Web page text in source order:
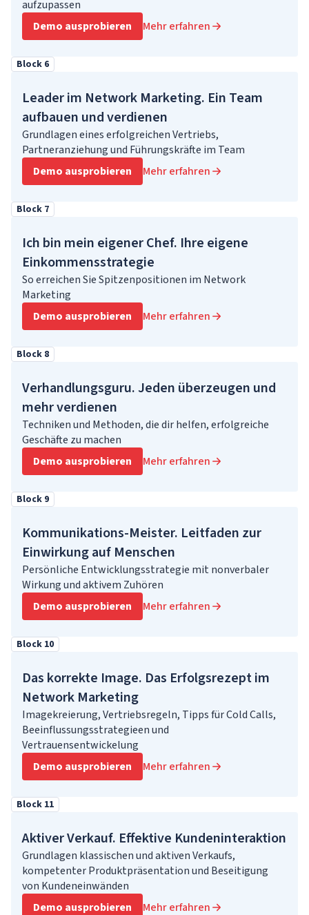
aufzupassen
Demo ausprobieren
Mehr erfahren
Block 6
Leader im Network Marketing. Ein Team
aufbauen und verdienen
Grundlagen eines erfolgreichen Vertriebs,
Partneranziehung und Führungskräfte im Team
Demo ausprobieren
Mehr erfahren
Block 7
Ich bin mein eigener Chef. Ihre eigene
Einkommensstrategie
So erreichen Sie Spitzenpositionen im Network
Marketing
Demo ausprobieren
Mehr erfahren
Block 8
Verhandlungsguru. Jeden überzeugen und
mehr verdienen
Techniken und Methoden, die dir helfen, erfolgreiche
Geschäfte zu machen
Demo ausprobieren
Mehr erfahren
Block 9
Kommunikations-Meister. Leitfaden zur
Einwirkung auf Menschen
Persönliche Entwicklungsstrategie mit nonverbaler
Wirkung und aktivem Zuhören
Demo ausprobieren
Mehr erfahren
Block 10
Das korrekte Image. Das Erfolgsrezept im
Network Marketing
Imagekreierung, Vertriebsregeln, Tipps für Cold Calls,
Beeinflussungsstrategieen und
Vertrauensentwickelung
Demo ausprobieren
Mehr erfahren
Block 11
Aktiver Verkauf. Effektive Kundeninteraktion
Grundlagen klassischen und aktiven Verkaufs,
kompetenter Produktpräsentation und Beseitigung
von Kundeneinwänden
Demo ausprobieren
Mehr erfahren